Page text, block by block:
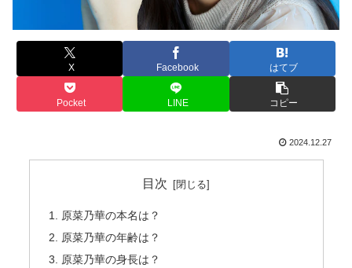
X Facebook はてブ
Pocket LINE コピー
2024.12.27
目次
原菜乃華の本名は？
原菜乃華の年齢は？
原菜乃華の身長は？